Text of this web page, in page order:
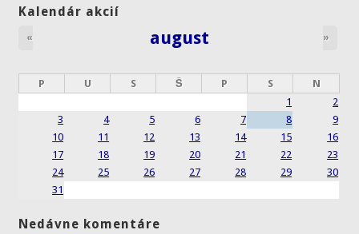
Kalendár akcií
august
« »
P U S Š P S
N
1
2
3
4 5 6 7 8
9
10
11 12 13 14 15
16
17
18 19 20 21 22
23
24
25 26 27 28 29
30
31
Nedávne komentáre